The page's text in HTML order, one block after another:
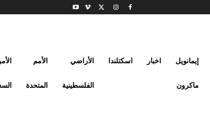
إيمانويل
ماكرون
اخبار اسكتلندا الأراضي
الفلسطينية
الأمم
المتحدة